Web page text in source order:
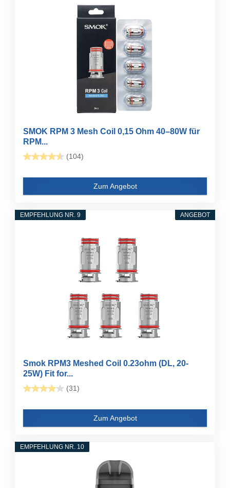
SMOK RPM 3 Mesh Coil 0,15 Ohm 40–80W für
RPM...
(104)
Zum Angebot
ANGEBOT
EMPFEHLUNG NR. 9
Smok RPM3 Meshed Coil 0.23ohm (DL, 20-
25W) Fit for...
(31)
Zum Angebot
EMPFEHLUNG NR. 10